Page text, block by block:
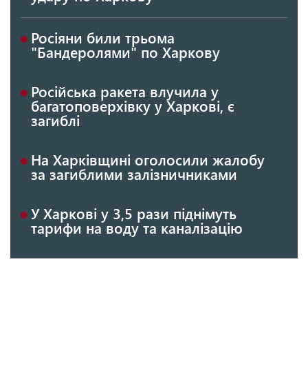
Росіяни били трьома
"Бандеролями" по Харкову
Російська ракета влучила у
багатоповерхівку у Харкові, є
загиблі
На Харківщині оголосили жалобу
за загиблими залізничниками
У Харкові у 3,5 рази піднімуть
тарифи на воду та каналізацію